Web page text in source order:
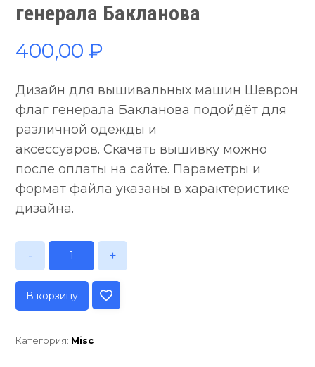
генерала Бакланова
400,00₽
Дизайн для вышивальных машин Шеврон
флаг генерала Бакланова подойдёт для
различной одежды и
аксессуаров. Скачать вышивку можно
после оплаты на сайте. Параметры и
формат файла указаны в характеристике
дизайна.
- +
В корзину
Категория: Misc